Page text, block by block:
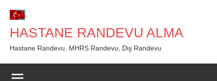
geç
HASTANE RANDEVU ALMA
Hastane Randevu, MHRS Randevu, Diş Randevu